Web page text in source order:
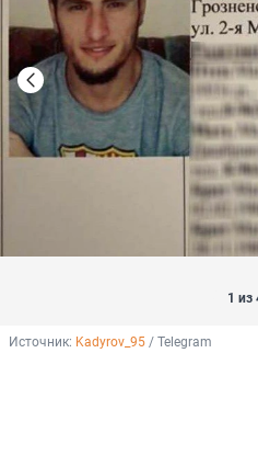
1 из
Источник: Kadyrov_95 / Telegram